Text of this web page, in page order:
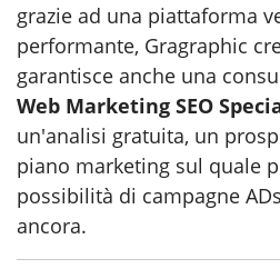
grazie ad una piattaforma
performante, Gragraphic
garantisce anche una
Web Marketing SEO
un'analisi gratuita, un
piano marketing sul quale
possibilità di campagne
ancora.